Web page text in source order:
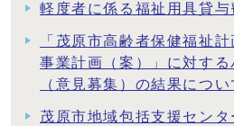
軽度者に係る福祉用具貸
「茂原市高齢者保健福祉
事業計画（案）」に対する
（意見募集）の結果につい
茂原市地域包括支援セン